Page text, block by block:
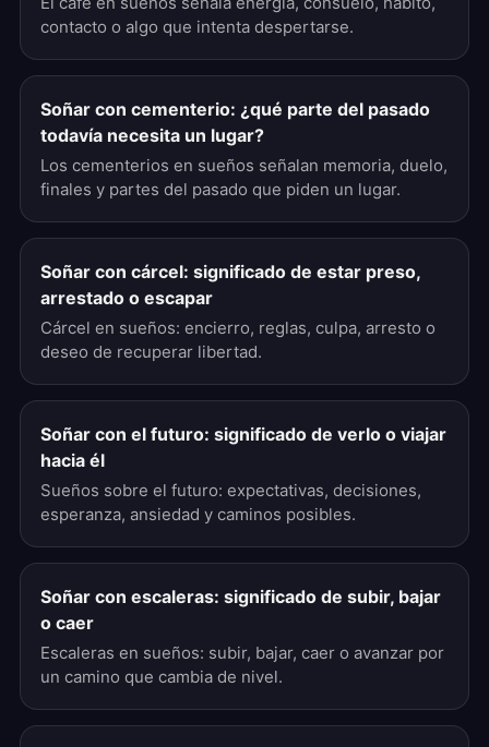
contacto o algo que intenta despertarse.
Soñar con cementerio: ¿qué parte del pasado
todavía necesita un lugar?
Los cementerios en sueños señalan memoria, duelo,
finales y partes del pasado que piden un lugar.
Soñar con cárcel: significado de estar preso,
arrestado o escapar
Cárcel en sueños: encierro, reglas, culpa, arresto o
deseo de recuperar libertad.
Soñar con el futuro: significado de verlo o viajar
hacia él
Sueños sobre el futuro: expectativas, decisiones,
esperanza, ansiedad y caminos posibles.
Soñar con escaleras: significado de subir, bajar
o caer
Escaleras en sueños: subir, bajar, caer o avanzar por
un camino que cambia de nivel.